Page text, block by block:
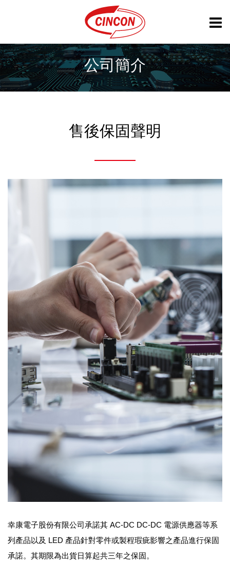
公司簡介
售後保固聲明
幸康電子股份有限公司承諾其 AC-DC DC-DC 電源供應器等系
列產品以及 LED 產品針對零件或製程瑕疵影響之產品進行保固
承諾。其期限為出貨日算起共三年之保固。